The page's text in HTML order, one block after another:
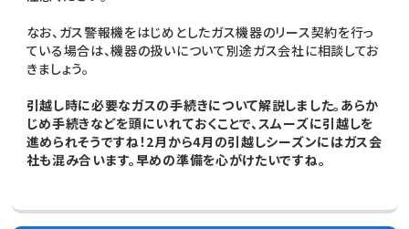
なお、ガス警報機をはじめとしたガス機器のリース契約を行っ
ている場合は、機器の扱いについて別途ガス会社に相談してお
きましょう。
引越し時に必要なガスの手続きについて解説しました。あらか
じめ手続きなどを頭にいれておくことで、スムーズに引越しを
進められそうですね！2月から4月の引越しシーズンにはガス会
社も混み合います。早めの準備を心がけたいですね。